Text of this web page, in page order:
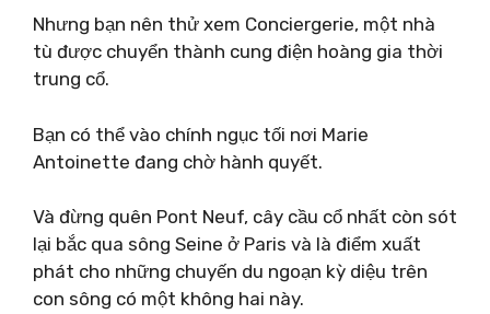
Nhưng bạn nên thử xem Conciergerie, một nhà
tù được chuyển thành cung điện hoàng gia thời
trung cổ.
Bạn có thể vào chính ngục tối nơi Marie
Antoinette đang chờ hành quyết.
Và đừng quên Pont Neuf, cây cầu cổ nhất còn sót
lại bắc qua sông Seine ở Paris và là điểm xuất
phát cho những chuyến du ngoạn kỳ diệu trên
con sông có một không hai này.